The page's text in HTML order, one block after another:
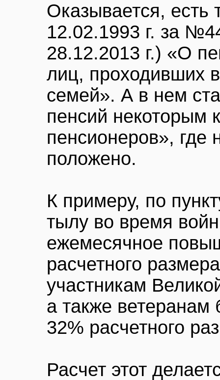
Оказывается, есть
12.02.1993 г. за
28.12.2013 г.) «О
лиц, проходивших
семей». А в нем
пенсий некоторым
пенсионеров», где
положено.
К примеру, по
тылу во время
ежемесячное
расчетного
участникам
а также ветеранам
32% расчетного
Расчет этот